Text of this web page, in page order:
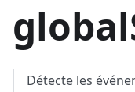
Détecte les